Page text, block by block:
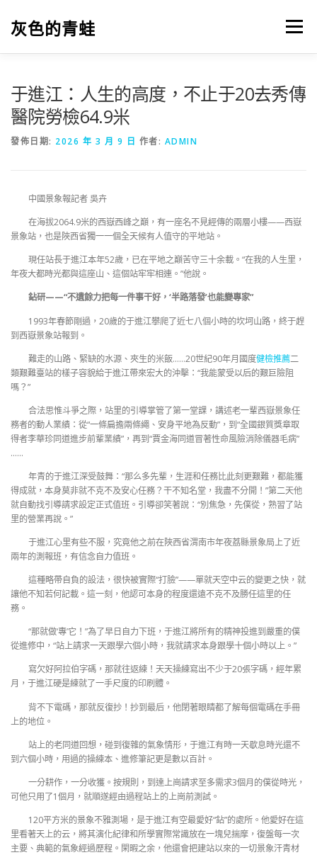
灰色的青蛙 選單
于進江：人生的高度，不止于20去秀傳
醫院勞檢64.9米
發佈日期: 2026 年 3 月 9 日 作者: ADMIN
中國景象報記者 吳卉
在海拔2064.9米的西嶽西峰之巔，有一座名不見經傳的兩層小樓——西嶽
景象站，也是陜西省獨一一個全天候有人值守的平地站。
現任站長于進江本年52歲，已在平地之巔苦守三十余載。“在我的人生里，
年夜大都時光都與這座山、這個站牢牢相連。”他說。
鉆研——“不遺餘力把每一件事干好，‘半路落發’也能變專家”
1993年春節剛過，20歲的于進江攀爬了近七八個小時的坎坷山路，終于趕
到西嶽景象站報到。
難走的山路、緊缺的水源、夾生的米飯……20世紀90年月國度健檢推薦二
類艱難臺站的樣子容貌給于進江帶來宏大的沖擊：“我能蒙受以后的艱巨險阻
嗎？”
合法思惟斗爭之際，站里的引導掌管了第一堂課，講述老一輩西嶽景象任
務者的動人業績：從“一條扁擔兩條繩、安身平地為反動”，到“全國銀質獎章取
得者李華珍同道進步前輩業績”，再到“賈金海同道冒著性命風險消除儀器毛病”
……
年青的于進江深受鼓舞：“那么多先輩，生涯和任務比此刻更艱難，都能獲
得成就，本身莫非就不克不及安心任務？干不知名堂，我盡不分開！”第二天他
就自動找引導請求設定正式值班。引導卻笑著說：“別焦急，先僕從，熟習了站
里的營業再說。”
于進江心里有些不服，究竟他之前在陜西省渭南市年夜荔縣景象局上了近
兩年的測報班，有信念自力值班。
這種略帶自負的設法，很快被實際“打臉”——單就天空中云的變更之快，就
讓他不知若何記載。這一刻，他認可本身的程度還遠不克不及勝任這里的任
務。
“那就做‘專’它！”為了早日自力下班，于進江將所有的精神投進到嚴重的僕
從進修中，“站上請求一天跟學六個小時，我就請求本身跟學十個小時以上。”
寫欠好阿拉伯字碼，那就往返練！天天操練寫出不少于20張字碼，經年累
月，于進江硬是練就了一手尺度的印刷體。
背不下電碼，那就反復抄！抄到最后，他閉著眼睛都了解每個電碼在手冊
上的地位。
站上的老同道回想，碰到復雜的氣象情形，于進江有時一天歇息時光還不
到六個小時，用過的操練本、進修筆記更是數以百計。
一分耕作，一分收獲。按規則，到達上崗請求至多需求3個月的僕從時光，
可他只用了1個月，就順遂經由過程站上的上崗前測試。
120平方米的景象不雅測場，是于進江有空最愛好“鉆”的處所。他愛好在這
里看著天上的云，將其演化紀律和所學實際常識放在一塊兒揣摩，復盤每一次
主要、典範的氣象經過歷程。閑暇之余，他還會把建站以來的一切景象汗青材